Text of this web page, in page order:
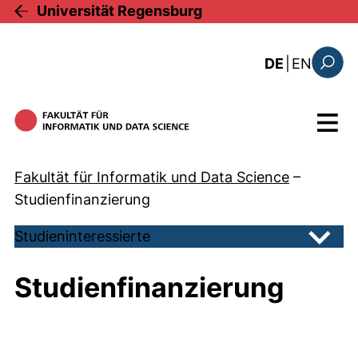
Direkt zum Inhalt
Universität Regensburg
DE EN: the
Menü
Fakultät für Informatik und Data Science –
Studienfinanzierung
Studieninteressierte
Studienfinanzierung